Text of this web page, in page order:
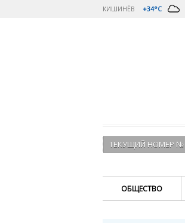
КИШИНЁВ +34°C
ТЕКУЩИЙ НОМЕР №
ОБЩЕСТВО